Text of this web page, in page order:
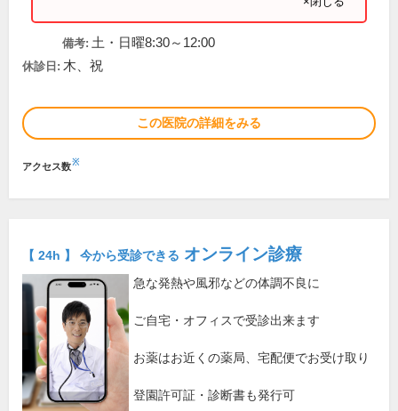
備考: 土・日曜8:30～12:00
休診日: 木、祝
この医院の詳細をみる
アクセス数※
【 24h 】 今から受診できる オンライン診療
急な発熱や風邪などの体調不良に
ご自宅・オフィスで受診出来ます
お薬はお近くの薬局、宅配便でお受け取り
登園許可証・診断書も発行可